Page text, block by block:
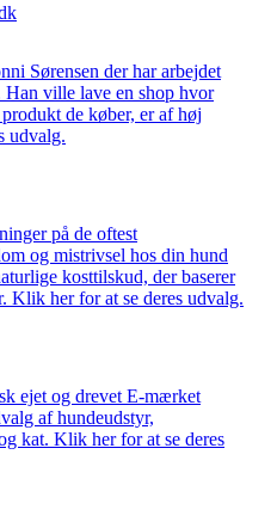
Sørensen der har arbejdet
Han ville lave en shop hvor
de køber, er af høj
udvalg.
på de oftest
og mistrivsel hos din hund
kosttilskud, der baserer
Klik her for at se deres udvalg.
ejet og drevet E-mærket
af hundeudstyr,
kat. Klik her for at se deres